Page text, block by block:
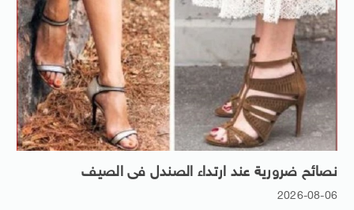
نصائح ضرورية عند ارتداء الصندل فى الصيف
2026-08-06